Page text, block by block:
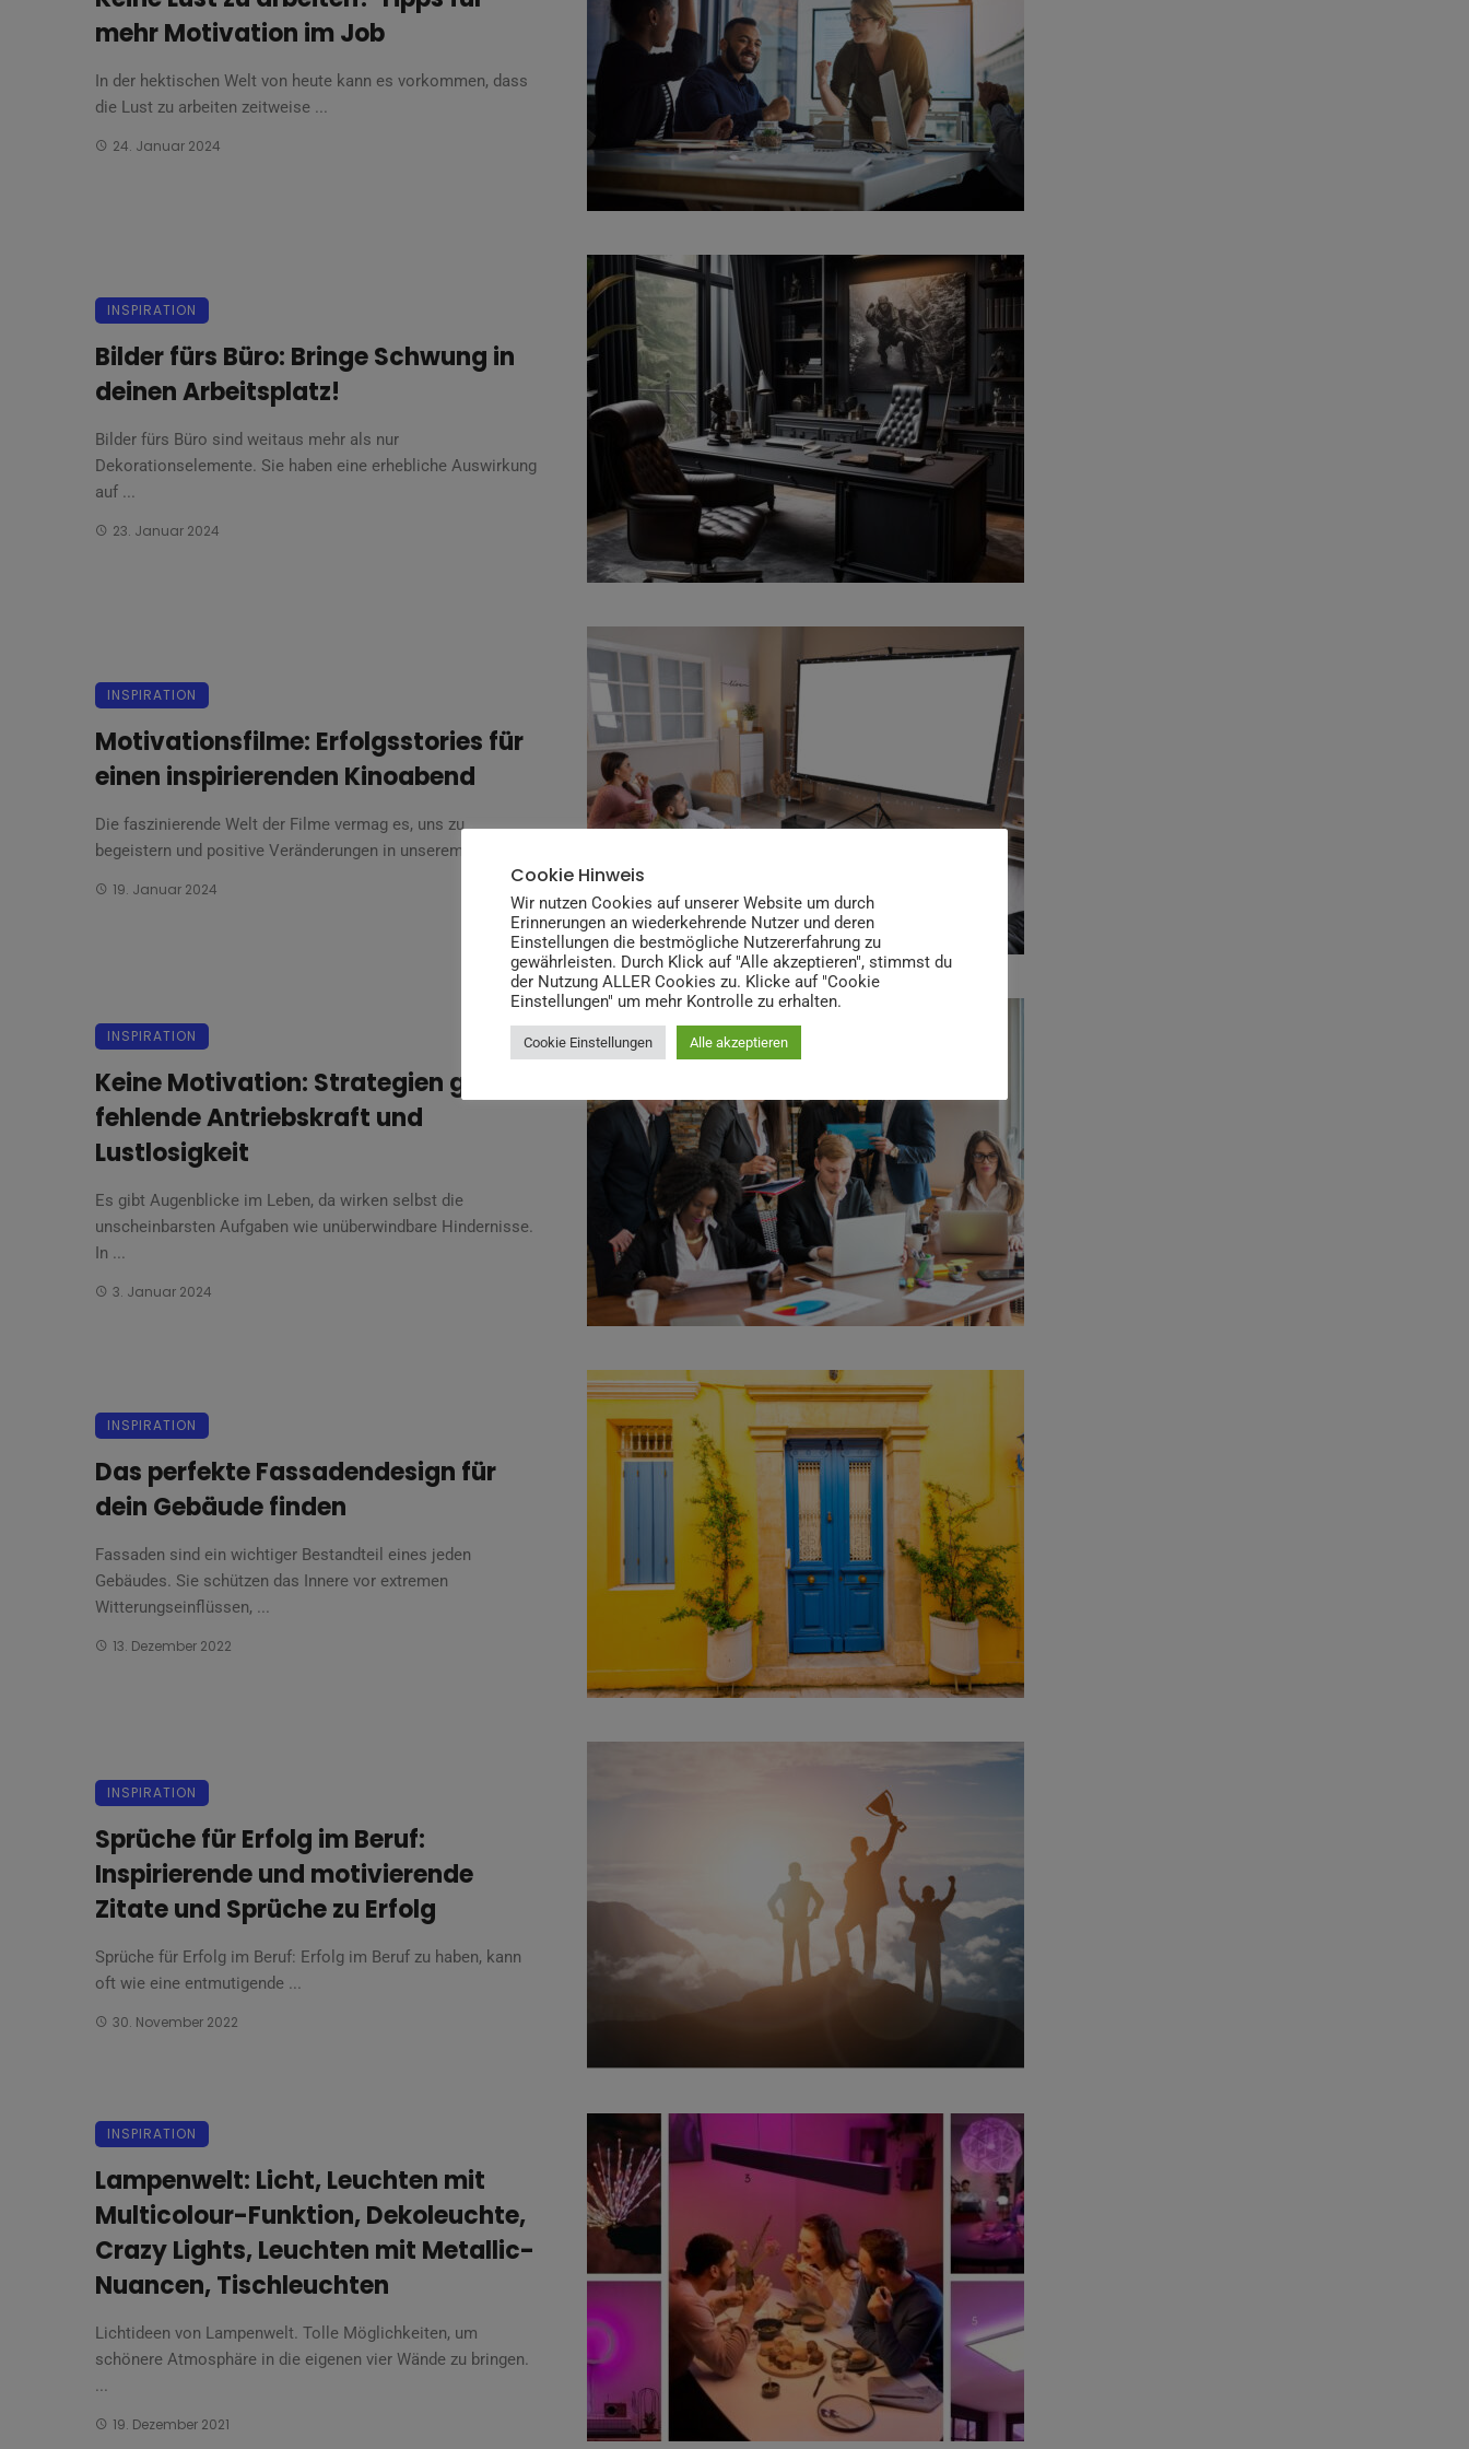
mehr Motivation im Job
In der hektischen Welt von heute kann es vorkommen, dass
die Lust zu arbeiten zeitweise ...
24. Januar 2024
INSPIRATION
Bilder fürs Büro: Bringe Schwung in
deinen Arbeitsplatz!
Bilder fürs Büro sind weitaus mehr als nur
Dekorationselemente. Sie haben eine erhebliche Auswirkung
auf ...
23. Januar 2024
INSPIRATION
Motivationsfilme: Erfolgsstories für
einen inspirierenden Kinoabend
Die faszinierende Welt der Filme vermag es, uns zu
begeistern und positive Veränderungen in unserem ...
19. Januar 2024
INSPIRATION
Keine Motivation: Strategien gegen
fehlende Antriebskraft und
Lustlosigkeit
Es gibt Augenblicke im Leben, da wirken selbst die
unscheinbarsten Aufgaben wie unüberwindbare Hindernisse.
In ...
3. Januar 2024
INSPIRATION
Das perfekte Fassadendesign für
dein Gebäude finden
Fassaden sind ein wichtiger Bestandteil eines jeden
Gebäudes. Sie schützen das Innere vor extremen
Witterungseinflüssen, ...
13. Dezember 2022
INSPIRATION
Sprüche für Erfolg im Beruf:
Inspirierende und motivierende
Zitate und Sprüche zu Erfolg
Sprüche für Erfolg im Beruf: Erfolg im Beruf zu haben, kann
oft wie eine entmutigende ...
30. November 2022
INSPIRATION
Lampenwelt: Licht, Leuchten mit
Multicolour-Funktion, Dekoleuchte,
Crazy Lights, Leuchten mit Metallic-
Nuancen, Tischleuchten
Lichtideen von Lampenwelt. Tolle Möglichkeiten, um
schönere Atmosphäre in die eigenen vier Wände zu bringen.
...
19. Dezember 2021
Cookie Hinweis
Wir nutzen Cookies auf unserer Website um durch
Erinnerungen an wiederkehrende Nutzer und deren
Einstellungen die bestmögliche Nutzererfahrung zu
gewährleisten. Durch Klick auf "Alle akzeptieren", stimmst du
der Nutzung ALLER Cookies zu. Klicke auf "Cookie
Einstellungen" um mehr Kontrolle zu erhalten.
Cookie Einstellungen Alle akzeptieren